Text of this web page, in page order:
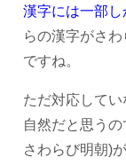
漢字には一部し
らの漢字がさ
ですね。
ただ対応して
自然だと思うの
さわらび明朝)